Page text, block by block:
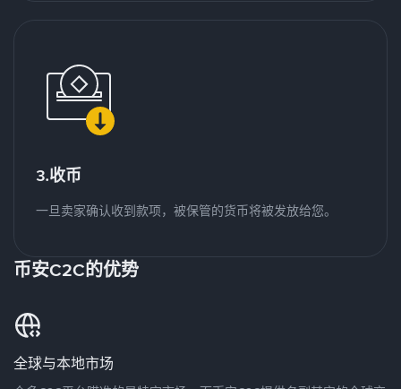
3.收币
一旦卖家确认收到款项，被保管的货币将被发放给您。
币安C2C的优势
全球与本地市场